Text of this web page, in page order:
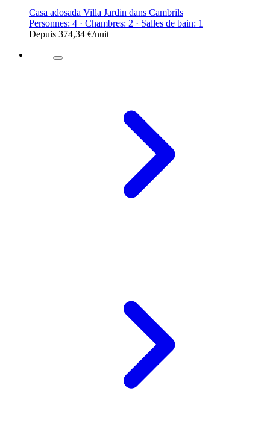
Casa adosada Villa Jardin dans Cambrils
Personnes: 4 · Chambres: 2 · Salles de bain: 1
Depuis 374,34 €/nuit